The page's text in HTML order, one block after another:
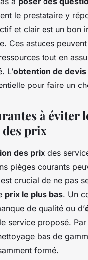
le prestataire y
et clair est un bon
Ces astuces
tout en
L’obtention de devis
pour faire un
à éviter
des prix
des prix des
pièges courants
crucial de ne pas
prix le plus bas. Un
de qualité ou d’
service proposé.
bas de
formé.